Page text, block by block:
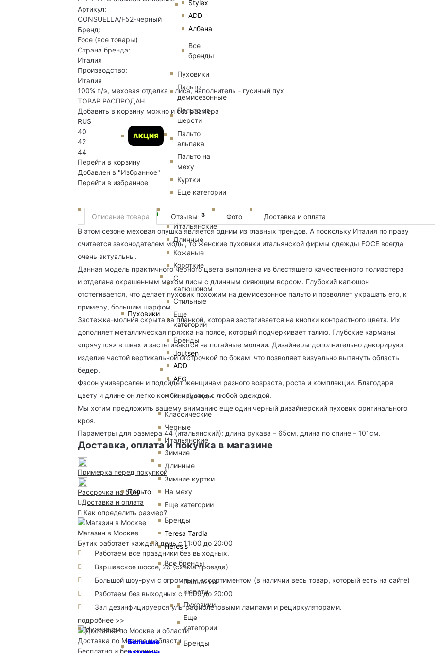
Stylex
ADD
Албана
Все
бренды
АКЦИЯ
Пуховики
Пальто
демисезонные
Пальто из
шерсти
Пальто
альпака
Пальто на
меху
Куртки
Еще категории
Мужчинам
Новинки
Пуховики
Итальянские
Длинные
Кожаные
Короткие
С
капюшоном
Стильные
Еще
категории
Бренды
Joutsen
ADD
AFG
Все бренды
Пальто
Классические
Черные
Итальянские
Зимние
Длинные
Зимние куртки
На меху
Еще категории
Бренды
Teresa Tardia
Heresis
Все бренды
Большие
Пальто из
шерсти
Пуховики
Еще
категории
Бренды
Артикул:
CONSUELLA/F52-черный
Бренд:
Foce (все товары)
Страна бренда:
Италия
Производство:
Италия
100% п/э, меховая отделка - лиса, наполнитель - гусиный пух
ТОВАР РАСПРОДАН
Добавить в корзину можно и без размера
RUS
40
42
44
Перейти в корзину
Добавлен в "Избранное"
Перейти в избранное
Описание товара Отзывы 3 Фото
Доставка и оплата
В этом сезоне меховая опушка является одним из главных трендов. А поскольку Италия по праву
считается законодателем моды, то женские пуховики итальянской фирмы одежды FOCE всегда
очень актуальны.
Данная модель практичного черного цвета выполнена из блестящего качественного полиэстера
и отделана окрашенным мехом лисы с длинным сияющим ворсом. Глубокий капюшон
отстегивается, что делает пуховик похожим на демисезонное пальто и позволяет украшать его, к
примеру, большим шарфом.
Застежка-молния скрыта за планкой, которая застегивается на кнопки контрастного цвета. Их
дополняет металлическая пряжка на поясе, который подчеркивает талию. Глубокие карманы
«прячутся» в швах и застегиваются на потайные молнии. Дизайнеры дополнительно декорируют
изделие частой вертикальной отстрочкой по бокам, что позволяет визуально вытянуть область
бедер.
Фасон универсален и подойдет женщинам разного возраста, роста и комплекции. Благодаря
цвету и длине он легко комбинируется с любой одеждой.
Мы хотим предложить вашему вниманию еще один черный дизайнерский пуховик оригинального
кроя.
Параметры для размера 44 (итальянский): длина рукава – 65см, длина по спине – 101см.
Доставка, оплата и покупка в магазине
Примерка перед покупкой
Рассрочка на 50%
Доставка и оплата
Как определить размер?
Магазин в Москве
Бутик работает каждый день с 11:00 до 20:00
Работаем все праздники без выходных.
Варшавское шоссе, 26(схема проезда)
Большой шоу-рум с огромным ассортиментом (в наличии весь товар, который есть на сайте)
Работаем без выходных с 11:00 до 20:00
Зал дезинфицируерся ультрафиолетовыми лампами и рециркуляторами.
подробнее >>
Доставка по Москве и области
Бесплатно и без спешки